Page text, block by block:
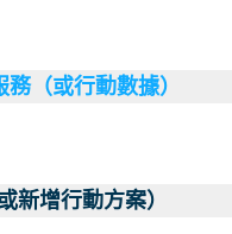
（或行動數據）
新增行動方案）